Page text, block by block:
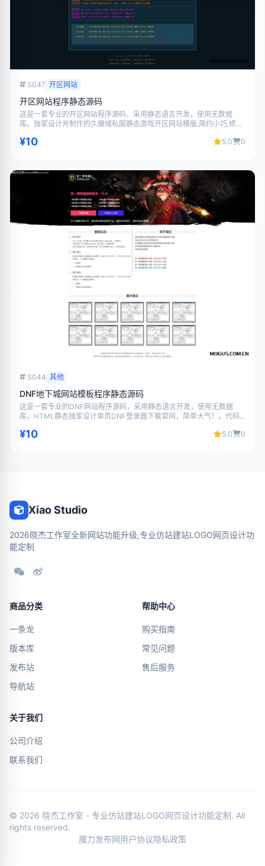
S047 开区网站
开区网站程序静态源码
这是一套专业的开区网站程序源码，采用静态语言开发，使用无数据
库。独家设计并制作的久魔域私服静态游戏开区网站模版,简约小巧,修改
加大气美观。。代码结构清晰，界面美观大气，功能完善，支持二次开
¥10 5.0 0
S044 其他
DNF地下城网站模板程序静态源码
这是一套专业的DNF网站程序源码，采用静态语言开发，使用无数据
库。HTML静态独家设计单页DNF登录器下载官网，简单大气！。代码
关网站使用。
¥10 5.0 0
Xiao Studio
2026晓杰工作室全新网站功能升级,专业仿站建站LOGO网页设计功
能定制
商品分类
一条龙
版本库
发布站
导航站
帮助中心
购买指南
常见问题
售后服务
关于我们
公司介绍
联系我们
© 2026 晓杰工作室 - 专业仿站建站LOGO网页设计功能定制. All
rights reserved.
魔力发布网用户协议隐私政策